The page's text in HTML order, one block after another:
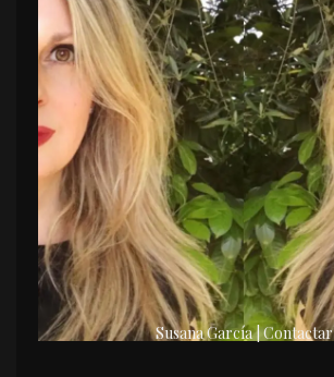
Susana García | Contactar